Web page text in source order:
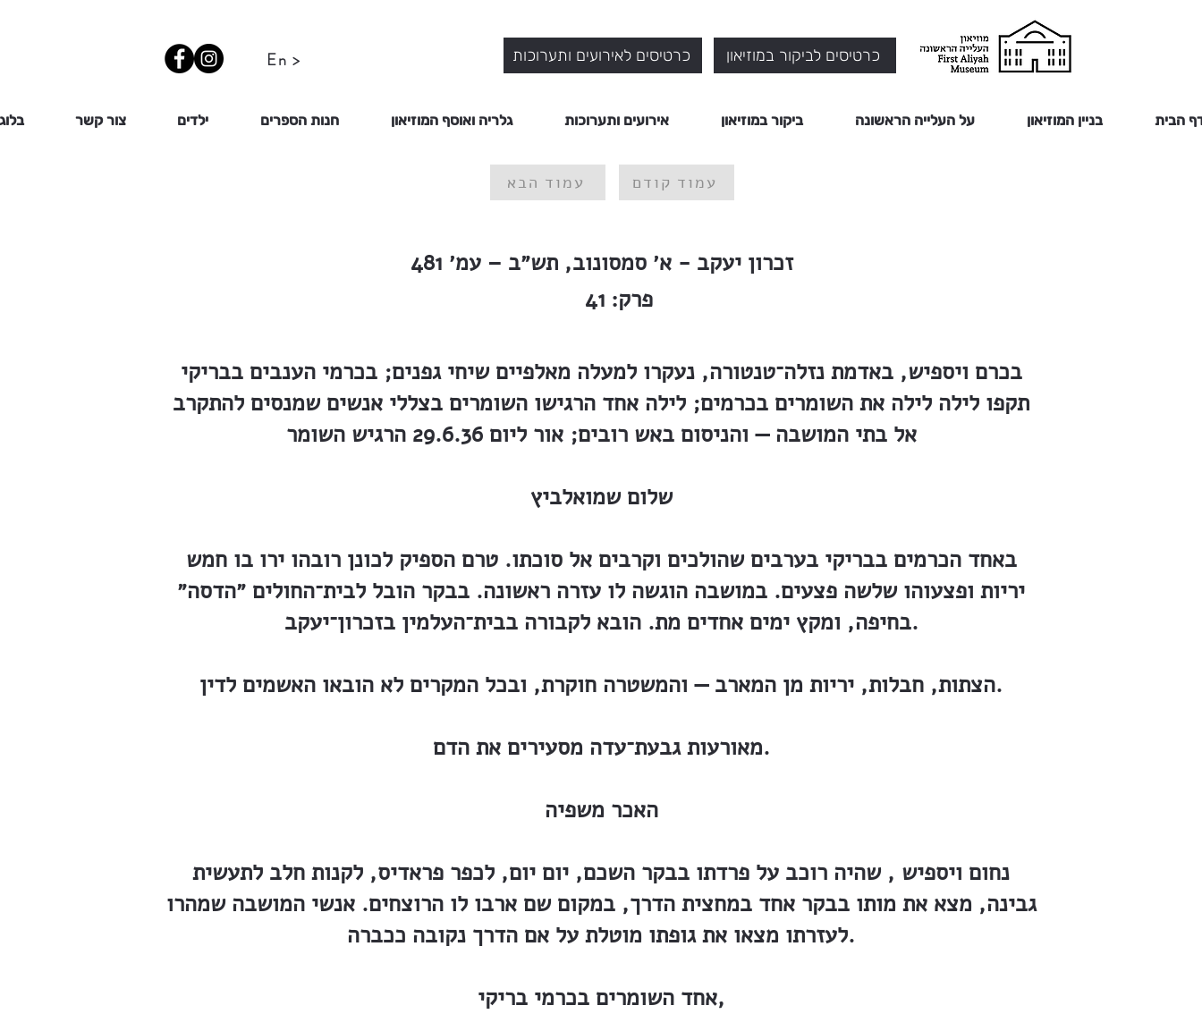
En > כרטיסים לאירועים ותערוכות כרטיסים לביקור במוזיאון
הבית בניין המוזיאון על העלייה הראשונה ביקור במוזיאון אירועים ותערוכות גלריה ואוסף המוזיאון חנות הספרים ילדים צור קשר
עמוד הבא עמוד קודם
זכרון יעקב - א׳ סמסונוב, תש״ב – עמ׳ 481
41 פרק:
בכרם ויספיש, באדמת נזלה־טנטורה, נעקרו למעלה מאלפיים שיחי גפנים; בכרמי הענבים בבריקי
תקפו לילה לילה את השומרים בכרמים; לילה אחד הרגישו השומרים בצללי אנשים שמנסים להתקרב
אל בתי המושבה — והניסום באש רובים; אור ליום 29.6.36 הרגיש השומר
שלום שמואלביץ
באחד הכרמים בבריקי בערבים שהולכים וקרבים אל סוכתו. טרם הספיק לכונן רובהו ירו בו חמש
יריות ופצעוהו שלשה פצעים. במושבה הוגשה לו עזרה ראשונה. בבקר הובל לבית־החולים ״הדסה״
בחיפה, ומקץ ימים אחדים מת. הובא לקבורה בבית־העלמין בזכרון־יעקב.
הצתות, חבלות, יריות מן המארב — והמשטרה חוקרת, ובכל המקרים לא הובאו האשמים לדין.
מאורעות גבעת־עדה מסעירים את הדם.
האכר משפיה
נחום ויספיש , שהיה רוכב על פרדתו בבקר השכם, יום יום, לכפר פראדיס, לקנות חלב לתעשית
גבינה, מצא את מותו בבקר אחד במחצית הדרך, במקום שם ארבו לו הרוצחים. אנשי המושבה שמהרו
לעזרתו מצאו את גופתו מוטלת על אם הדרך נקובה ככברה.
אחד השומרים בכרמי בריקי,